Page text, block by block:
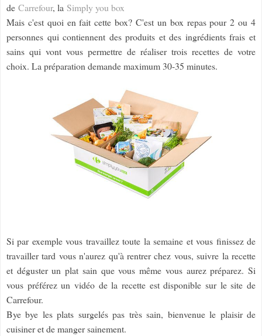
de Carrefour, la Simply you box
Mais c'est quoi en fait cette box? C'est un box repas pour 2 ou 4
personnes qui contiennent des produits et des ingrédients frais et
sains qui vont vous permettre de réaliser trois recettes de votre
choix. La préparation demande maximum 30-35 minutes.
Si par exemple vous travaillez toute la semaine et vous finissez de
travailler tard vous n'aurez qu'à rentrer chez vous, suivre la recette
et déguster un plat sain que vous même vous aurez préparez. Si
vous préférez un vidéo de la recette est disponible sur le site de
Carrefour.
Bye bye les plats surgelés pas très sain, bienvenue le plaisir de
cuisiner et de manger sainement.